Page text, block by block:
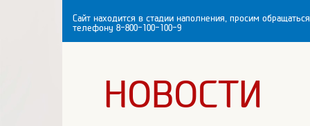
Сайт находится в стадии наполнения, просим
телефону 8-800-100-100-9
НОВОСТИ